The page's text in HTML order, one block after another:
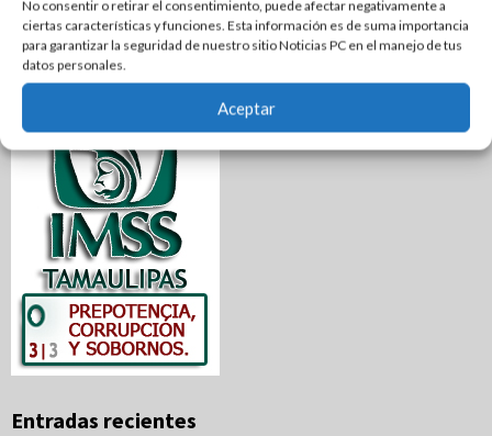
No consentir o retirar el consentimiento, puede afectar negativamente a
ciertas características y funciones. Esta información es de suma importancia
para garantizar la seguridad de nuestro sitio Noticias PC en el manejo de tus
datos personales.
Aceptar
Entradas recientes